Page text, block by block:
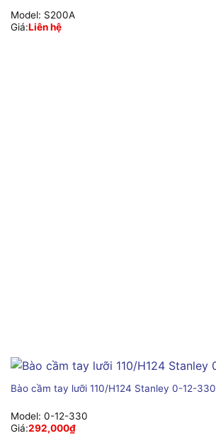
Model: S200A
Giá:Liên hệ
Bào cầm tay lưỡi 110/H124 Stanley 0-12-330
Model: 0-12-330
Giá:292,000₫